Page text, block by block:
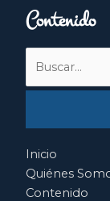
Contenido
por:
Inicio
Quiénes
Contenido